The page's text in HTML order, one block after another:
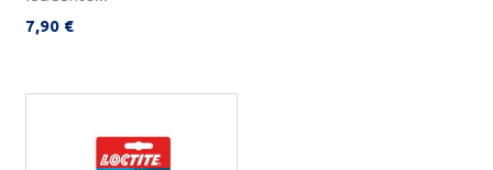
7,90 €